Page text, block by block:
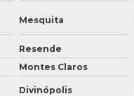
Mesquita
Resende
Montes Claros
Divinópolis